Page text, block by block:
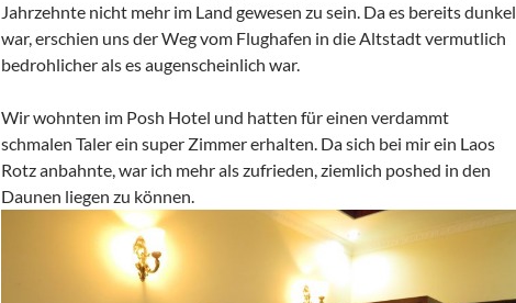
Jahrzehnte nicht mehr im Land gewesen zu sein. Da es bereits dunkel
war, erschien uns der Weg vom Flughafen in die Altstadt vermutlich
bedrohlicher als es augenscheinlich war.
Wir wohnten im Posh Hotel und hatten für einen verdammt
schmalen Taler ein super Zimmer erhalten. Da sich bei mir ein Laos
Rotz anbahnte, war ich mehr als zufrieden, ziemlich poshed in den
Daunen liegen zu können.